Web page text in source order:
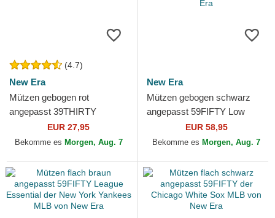
(4.7)
New Era
Mützen gebogen rot
angepasst 39THIRTY
Classic der New York
Yankees MLB von New Era
EUR 27,95
Bekomme es Morgen, Aug. 7
New Era
Mützen gebogen schwarz
angepasst 59FIFTY Low
Profile Floral Cord Three
Looms Printed Corduroy
EUR 58,95
Bekomme es Morgen, Aug. 7